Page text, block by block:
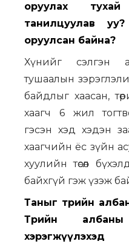
оруулах тухай
танилцуулав
оруулсан байна?
Хүнийг сэлгэн
тушаалын
байдлыг хаасан,
хаагч 6 жил
гэсэн хэд хэдэн
хаагчийн ёс зүйн
хуулийн төсөл
байхгүй гэж үзэж
Таныг төрийн
Төрийн